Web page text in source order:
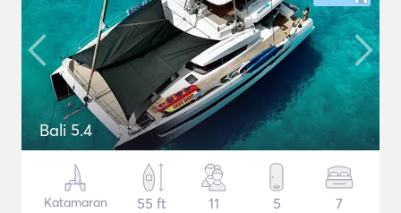
Bali 5.4
Katamaran
55 ft
11 5 7